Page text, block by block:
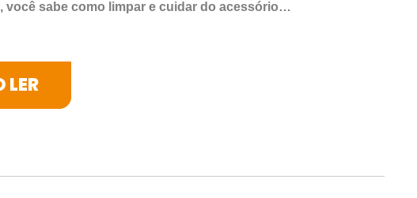
você sabe como limpar e cuidar do acessório…
LER